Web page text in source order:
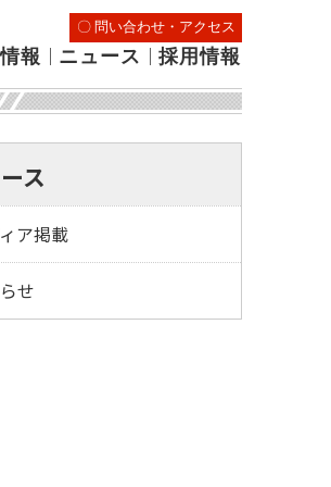
報 ｜ ニュース ｜ 採用情報
〇 問い合わせ・アクセス
ス
ア掲載
せ